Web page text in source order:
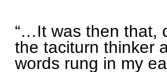
“…It was then that,
the taciturn thinker
words rung in my